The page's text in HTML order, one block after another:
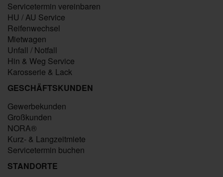
Servicetermin vereinbaren
HU / AU Service
Reifenwechsel
Mietwagen
Unfall / Notfall
Hin & Weg Service
Karosserie & Lack
GESCHÄFTSKUNDEN
Gewerbekunden
Großkunden
NORA®
Kurz- & Langzeitmiete
Servicetermin buchen
STANDORTE